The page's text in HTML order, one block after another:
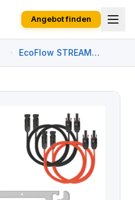
Angebot finden
EcoFlow STREAM
Mikro-Wechselrichter